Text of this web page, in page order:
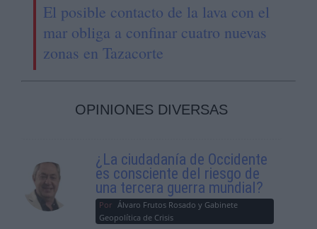
El posible contacto de la lava con el
mar obliga a confinar cuatro nuevas
zonas en Tazacorte
OPINIONES DIVERSAS
¿La ciudadanía de Occidente
es consciente del riesgo de
una tercera guerra mundial?
Por Álvaro Frutos Rosado y Gabinete
Geopolítica de Crisis